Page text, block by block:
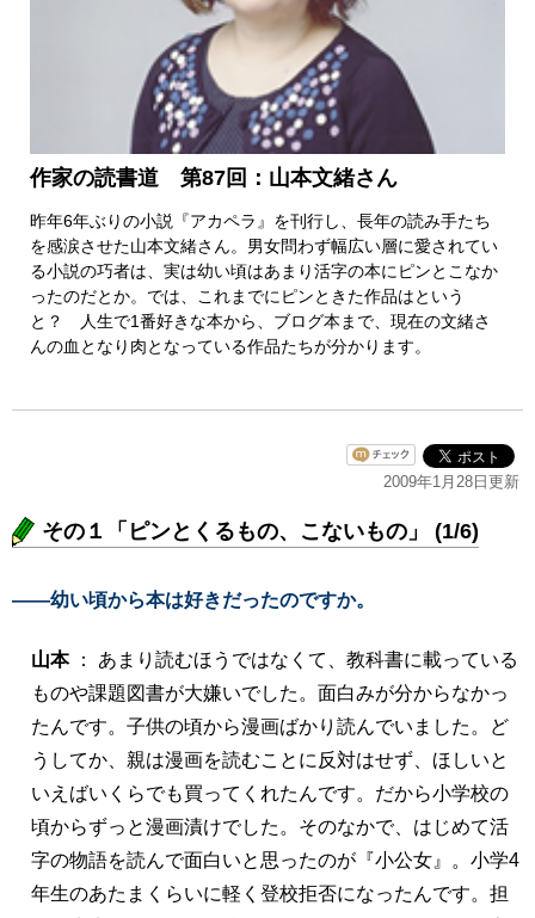
作家の読書道 第87回：山本文緒さん
昨年6年ぶりの小説『アカペラ』を刊行し、長年の読み手たち
を感涙させた山本文緒さん。男女問わず幅広い層に愛されてい
る小説の巧者は、実は幼い頃はあまり活字の本にピンとこなか
ったのだとか。では、これまでにピンときた作品はという
と？ 人生で1番好きな本から、ブログ本まで、現在の文緒さ
んの血となり肉となっている作品たちが分かります。
2009年1月28日更新
その１「ピンとくるもの、こないもの」 (1/6)
――幼い頃から本は好きだったのですか。
山本： あまり読むほうではなくて、教科書に載っている
ものや課題図書が大嫌いでした。面白みが分からなかっ
たんです。子供の頃から漫画ばかり読んでいました。ど
うしてか、親は漫画を読むことに反対はせず、ほしいと
いえばいくらでも買ってくれたんです。だから小学校の
頃からずっと漫画漬けでした。そのなかで、はじめて活
字の物語を読んで面白いと思ったのが『小公女』。小学4
年生のあたまくらいに軽く登校拒否になったんです。担